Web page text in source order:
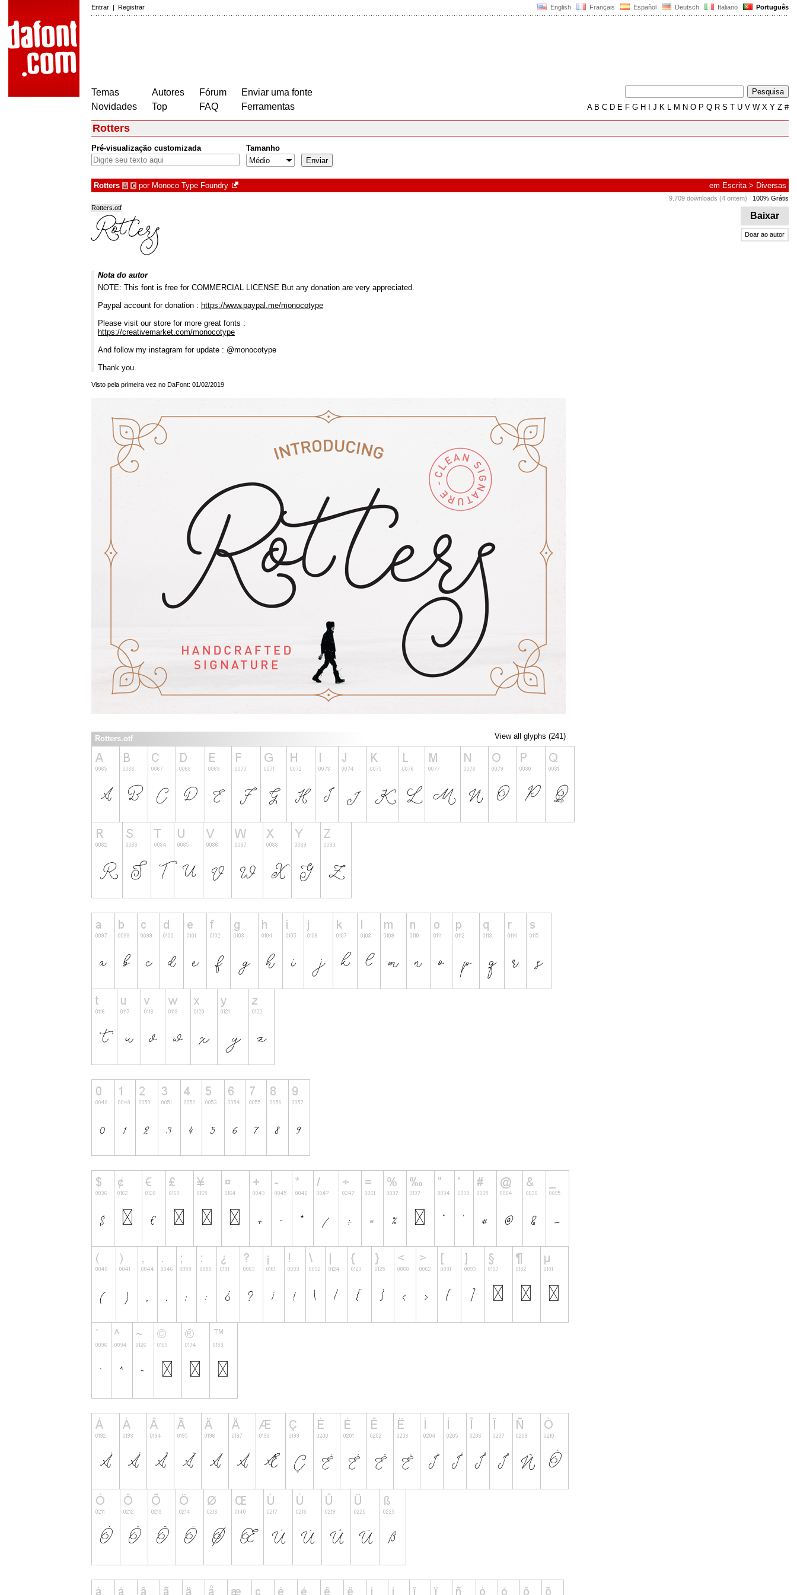
English Français Español Deutsch Italiano Português
Entrar | Registrar
Temas
Novidades
Autores
Top
Fórum
FAQ
Enviar uma fonte
Ferramentas
AB C D E F G H J K L M N O P Q R S T U V W X Y Z #
Rotters
Pré-visualização customizada Tamanho
Rotters à € por Monoco Type Foundry em Escrita> Diversas
9.709 downloads (4 ontem) 100% Grátis
Baixar
Doar ao autor
Rotters.otf
Nota do autor
NOTE: This font is free for COMMERCIAL LICENSE But any donation are very appreciated.
Paypal account for donation : https://www.paypal.me/monocotype
Please visit our store for more great fonts :
https://creativemarket.com/monocotype
And follow my instagram for update : @monocotype
Thank you.
Visto pela primeira vez no DaFont: 01/02/2019
View all glyphs (241)
Rotters.otf